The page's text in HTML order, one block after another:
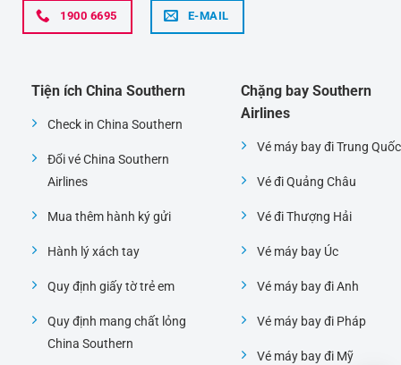
1900 6695 E-MAIL
Tiện ích China Southern
Check in China Southern
Đổi vé China Southern
Airlines
Mua thêm hành ký gửi
Hành lý xách tay
Quy định giấy tờ trẻ em
Quy định mang chất lỏng
China Southern
Chặng bay Southern
Airlines
Vé máy bay đi Trung Quốc
Vé đi Quảng Châu
Vé đi Thượng Hải
Vé máy bay Úc
Vé máy bay đi Anh
Vé máy bay đi Pháp
Vé máy bay đi Mỹ